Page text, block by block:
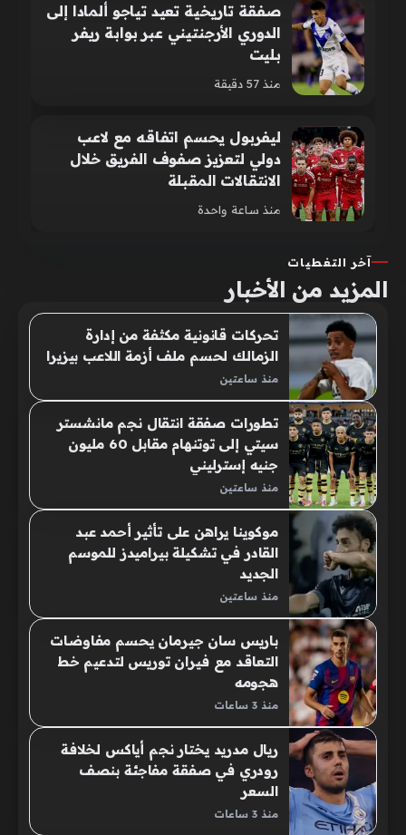
صفقة تاريخية تعيد تياجو ألمادا إلى
الدوري الأرجنتيني عبر بوابة ريفر
بليت
منذ 57 دقيقة
ليفربول يحسم اتفاقه مع لاعب
دولي لتعزيز صفوف الفريق خلال
الانتقالات المقبلة
منذ ساعة واحدة
آخر التغطيات
المزيد من الأخبار
تحركات قانونية مكثفة من إدارة
الزمالك لحسم ملف أزمة اللاعب بيزيرا
منذ ساعتين
تطورات صفقة انتقال نجم مانشستر
سيتي إلى توتنهام مقابل 60 مليون
جنيه إسترليني
منذ ساعتين
موكوينا يراهن على تأثير أحمد عبد
القادر في تشكيلة بيراميدز للموسم
الجديد
منذ ساعتين
باريس سان جيرمان يحسم مفاوضات
التعاقد مع فيران توريس لتدعيم خط
هجومه
منذ 3 ساعات
ريال مدريد يختار نجم أياكس لخلافة
رودري في صفقة مفاجئة بنصف
السعر
منذ 3 ساعات